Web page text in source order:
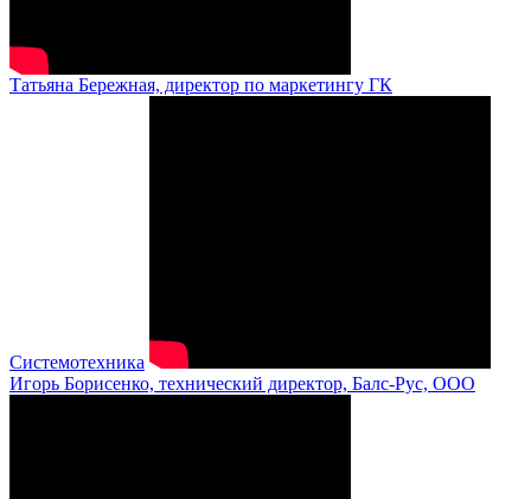
Татьяна Бережная, директор по маркетингу ГК
Системотехника
Игорь Борисенко, технический директор, Балс-Рус, ООО